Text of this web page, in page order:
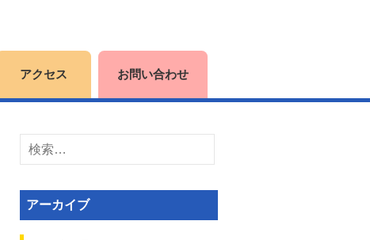
アクセス お問い合わせ
検
索:
アーカイブ